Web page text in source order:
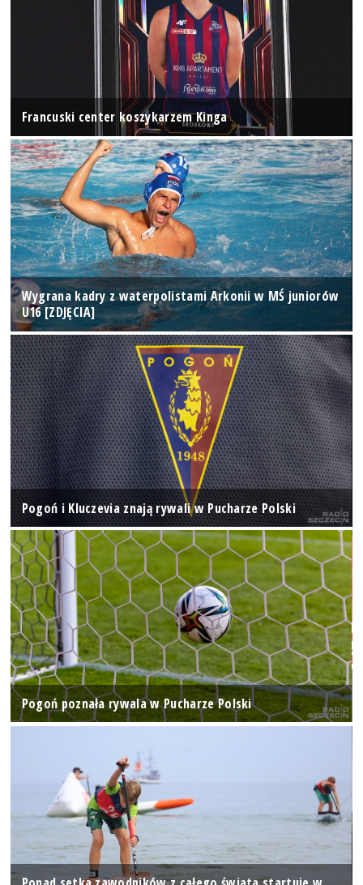
Francuski center koszykarzem Kinga
Wygrana kadry z waterpolistami Arkonii w MŚ juniorów
U16 [ZDJĘCIA]
Pogoń i Kluczevia znają rywali w Pucharze Polski
Pogoń poznała rywala w Pucharze Polski